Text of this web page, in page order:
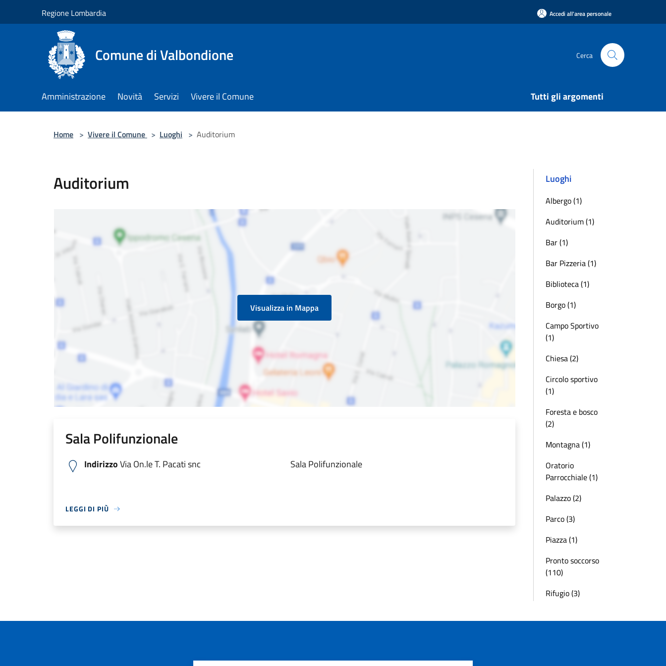
Regione Lombardia Accedi all'area personale
Comune di Valbondione Cerca
Amministrazione Novità Servizi Vivere il Comune Tutti gli argomenti
Home > Vivere il Comune > Luoghi > Auditorium
Auditorium
Visualizza in Mappa
Sala Polifunzionale
IndirizzoVia On.le T. Pacati snc Sala Polifunzionale
LEGGI DI PIÙ
Luoghi
Albergo (1)
Auditorium (1)
Bar (1)
Bar Pizzeria (1)
Biblioteca (1)
Borgo (1)
Campo Sportivo
(1)
Chiesa (2)
Circolo sportivo
(1)
Foresta e bosco
(2)
Montagna (1)
Oratorio
Parrocchiale (1)
Palazzo (2)
Parco (3)
Piazza (1)
Pronto soccorso
(110)
Rifugio (3)